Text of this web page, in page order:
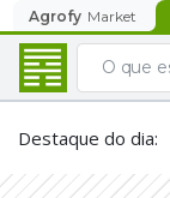
Agrofy Market
Destaque do dia: